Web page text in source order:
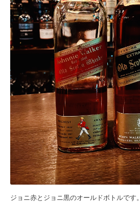
ジョニ赤とジョニ黒のオールドボトルです。